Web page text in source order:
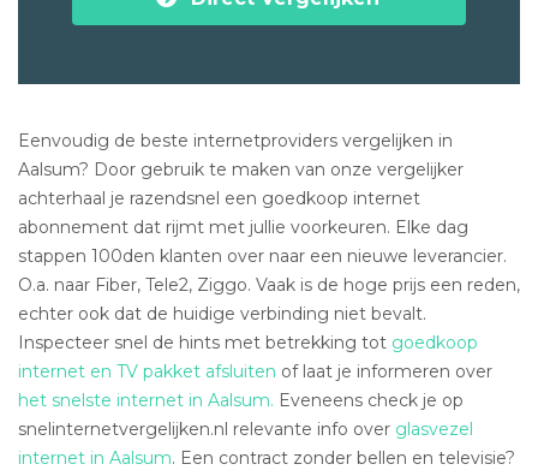
Eenvoudig de beste internetproviders vergelijken in
Aalsum? Door gebruik te maken van onze vergelijker
achterhaal je razendsnel een goedkoop internet
abonnement dat rijmt met jullie voorkeuren. Elke dag
stappen 100den klanten over naar een nieuwe leverancier.
O.a. naar Fiber, Tele2, Ziggo. Vaak is de hoge prijs een reden,
echter ook dat de huidige verbinding niet bevalt.
Inspecteer snel de hints met betrekking tot goedkoop
internet en TV pakket afsluiten of laat je informeren over
het snelste internet in Aalsum. Eveneens check je op
snelinternetvergelijken.nl relevante info over glasvezel
internet in Aalsum. Een contract zonder bellen en televisie?